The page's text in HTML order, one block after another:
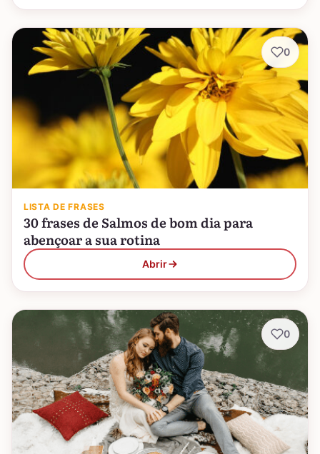
LISTA DE FRASES
30 frases de Salmos de bom dia para
abençoar a sua rotina
Abrir
0
0